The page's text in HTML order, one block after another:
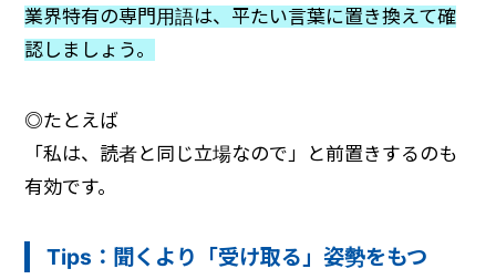
業界特有の専門用語は、平たい言葉に置き換えて確
認しましょう。
◎たとえば
「私は、読者と同じ立場なので」と前置きするのも
有効です。
Tips：聞くより「受け取る」姿勢をもつ